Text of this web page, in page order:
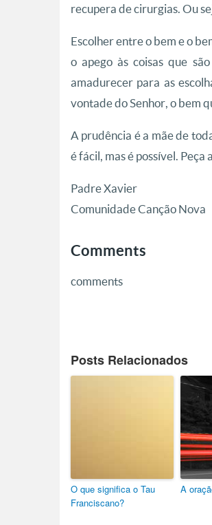
recupera de cirurgias. Ou
Escolher entre o bem e o
o apego às coisas que
amadurecer para as
vontade do Senhor, o bem
A prudência é a mãe de
é fácil, mas é possível. Peça
Padre Xavier
Comunidade Canção Nova
Comments
comments
Posts Relacionados
O que significa o Tau
Franciscano?
A